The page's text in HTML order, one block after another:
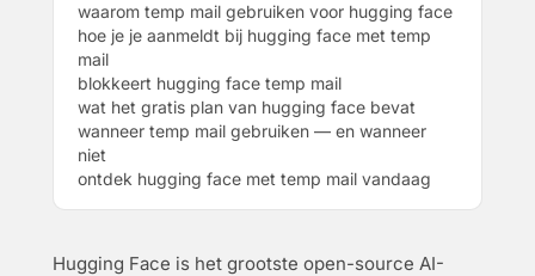
waarom temp mail gebruiken voor hugging face
hoe je je aanmeldt bij hugging face met temp
mail
blokkeert hugging face temp mail
wat het gratis plan van hugging face bevat
wanneer temp mail gebruiken — en wanneer
niet
ontdek hugging face met temp mail vandaag
Hugging Face is het grootste open-source AI-